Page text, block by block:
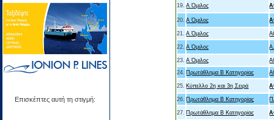
Επισκέπτες αυτή τη στιγμή:
19. Α Όμιλος
20. Α Όμιλος
21. Α Όμιλος
22. Α Όμιλος
23. Α Όμιλος
24. Πρωτάθλημα Β Κατηγορίας
25. Κύπελλο 2η και 3η Σειρά
26. Πρωτάθλημα Β Κατηγορίας
27. Πρωτάθλημα Β Κατηγορίας